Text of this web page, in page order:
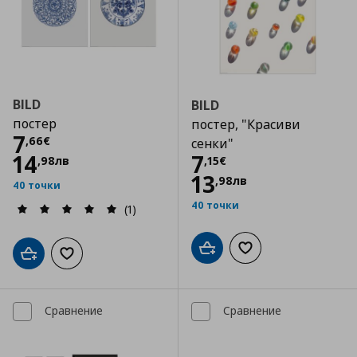
BILD
постер
7,66€
Цена
14,98лв
40 точки
(1)
Добави в кошницата
Добави към списъка с любими
BILD
постер, "Красиви
сенки"
7,15€
Цена
13,98лв
40 точки
Добави в кошницата
Добави към
Сравнение Сравнение